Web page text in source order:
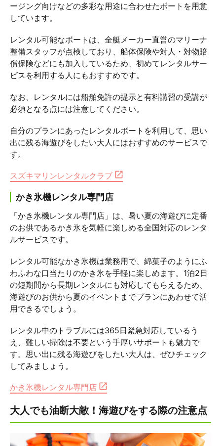
ージング向けなどの多彩な用途に合わせたボートを用意
しています。
レンタル可能なボートは、全艇メーカー直営のマリーナ
整備スタッフが点検しており、船体保険や対人・対物賠
償保険などにも加入しているため、初めてレンタルサー
ビスを利用する人にもおすすめです。
なお、レンタルには船舶免許の提示と有料講習の受講が
必須となる点には注意してください。
自分のプランにあったレンタルボートを利用して、思い
出に残る海遊びをしたい大人にはおすすめのサービスで
す。
スズキマリンレンタルクラブ
かき氷機レンタル専門店
「かき氷機レンタル専門店」は、暑い夏の海遊びに定番
のお供であるかき氷を気軽に楽しめる全国対応のレンタ
ルサービスです。
レンタル可能なかき氷機は業務用で、綿菓子のようにふ
わふわな口当たりのかき氷を手軽に楽しめます。1泊2日
の短期間から長期レンタルにも対応してもらえるため、
海遊びのお供から夏のイベントまでプランにあわせて活
用できるでしょう。
レンタル中のトラブルには365日緊急対応しているう
え、難しい掃除は不要という手厚いサポートも魅力で
す。思い出に残る海遊びをしたい大人は、ぜひチェック
してみましょう。
かき氷機レンタル専門店
大人でも油断大敵！海遊びをする際の注意点